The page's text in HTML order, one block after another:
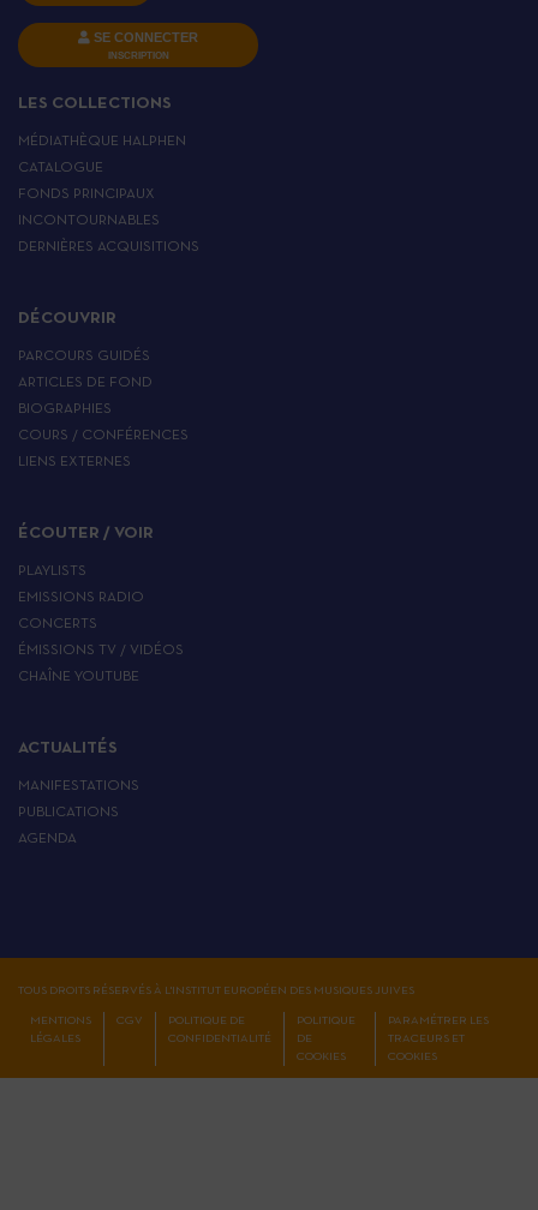
SE CONNECTER
INSCRIPTION
LES COLLECTIONS
MÉDIATHÈQUE HALPHEN
CATALOGUE
FONDS PRINCIPAUX
INCONTOURNABLES
DERNIÈRES ACQUISITIONS
DÉCOUVRIR
PARCOURS GUIDÉS
ARTICLES DE FOND
BIOGRAPHIES
COURS / CONFÉRENCES
LIENS EXTERNES
ÉCOUTER / VOIR
PLAYLISTS
EMISSIONS RADIO
CONCERTS
ÉMISSIONS TV / VIDÉOS
CHAÎNE YOUTUBE
ACTUALITÉS
MANIFESTATIONS
PUBLICATIONS
AGENDA
TOUS DROITS RÉSERVÉS À L'INSTITUT EUROPÉEN DES MUSIQUES JUIVES
MENTIONS
LÉGALES
CGV
POLITIQUE DE
CONFIDENTIALITÉ
POLITIQUE
DE
COOKIES
PARAMÉTRER LES
TRACEURS ET
COOKIES